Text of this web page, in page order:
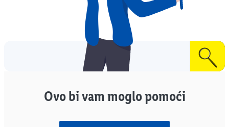
Ovo bi vam moglo pomoći